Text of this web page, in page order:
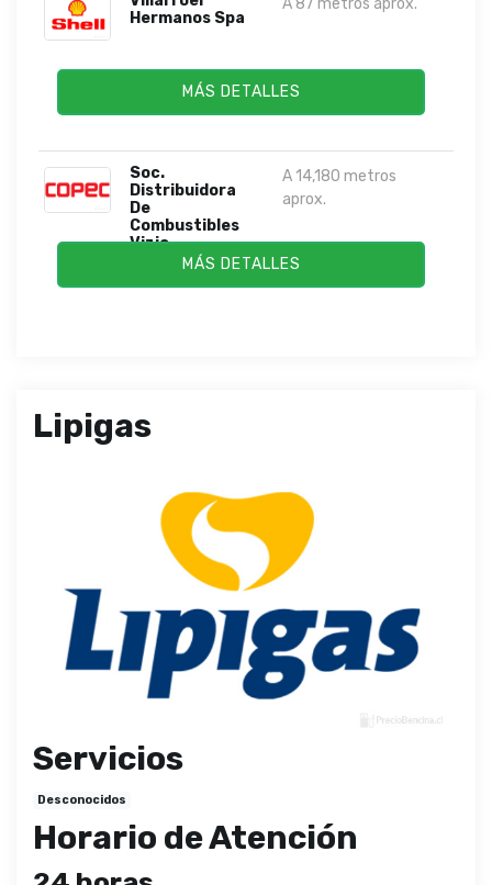
Hermanos Spa
A 87 metros aprox.
MÁS DETALLES
Soc.
Distribuidora
De
Combustibles
Vizio...
A 14,180 metros
aprox.
MÁS DETALLES
Lipigas
Servicios
Desconocidos
Horario de Atención